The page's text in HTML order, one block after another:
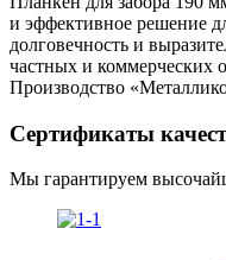
и эффективное решение
долговечность и
частных и коммерческих
Производство
Сертификаты
Мы гарантируем